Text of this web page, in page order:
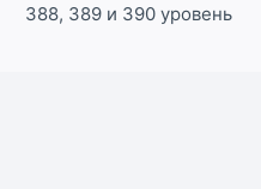
388, 389 и 390 уровень